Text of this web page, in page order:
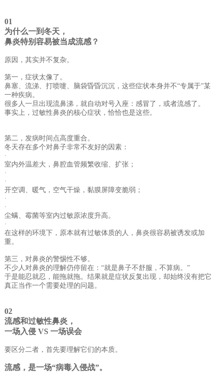
01
为什么一到冬天，
鼻炎特别容易被当成流感？
原因，其实并不复杂。
第一，症状太像了。
鼻塞、流涕、打喷嚏、脑袋昏昏沉沉，这些症状本身并不“专属于”某
一种疾病。
很多人一旦出现流鼻涕，就自动对号入座：感冒了，或者流感了。
事实上，过敏性鼻炎的核心症状，恰恰也是这些。
第二，发病时间点高度重合。
冬天存在多个对鼻子非常不友好的因素：
·
室内外温差大，鼻腔血管频繁收缩、扩张；
·
·
开空调、暖气，空气干燥，黏膜屏障变脆弱；
·
·
尘螨、霉菌等室内过敏原浓度升高。
·
在这样的环境下，原本就有过敏体质的人，鼻炎很容易被诱发或加
重。
第三，对鼻炎的警惕性不够。
不少人对鼻炎的理解仍停留在：“就是鼻子不舒服，不算病。”
于是能忍就忍，能拖就拖。结果就是症状反复出现，却始终没有把它
真正当作一个需要处理的问题。
02
流感和过敏性鼻炎，
一场入侵 VS 一场误会
要区分二者，首先要理解它们的本质。
流感，是一场“病毒入侵战”。